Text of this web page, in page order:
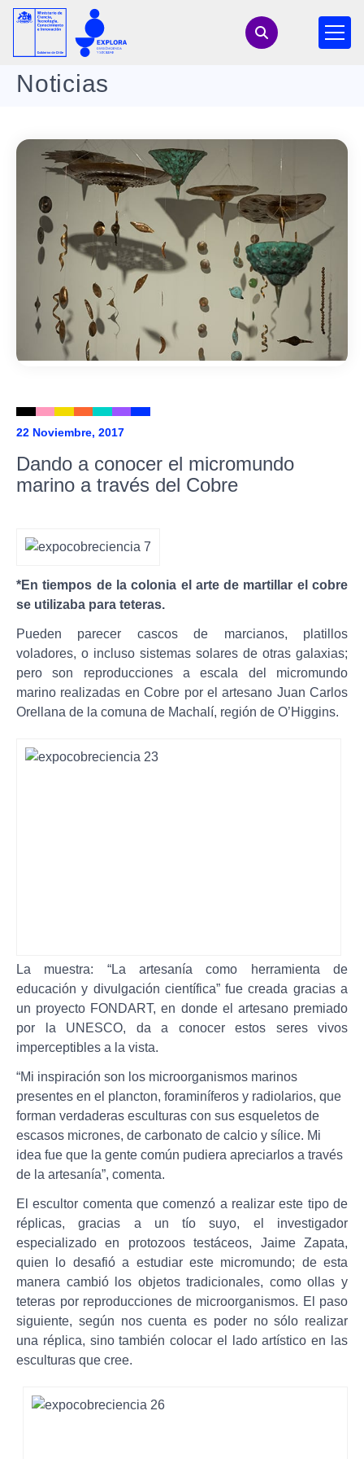
Noticias
22 Noviembre, 2017
Dando a conocer el micromundo
marino a través del Cobre
*En tiempos de la colonia el arte de martillar el cobre
se utilizaba para teteras.
Pueden parecer cascos de marcianos, platillos
voladores, o incluso sistemas solares de otras galaxias;
pero son reproducciones a escala del micromundo
marino realizadas en Cobre por el artesano Juan Carlos
Orellana de la comuna de Machalí, región de O’Higgins.
La muestra: “La artesanía como herramienta de
educación y divulgación científica” fue creada gracias a
un proyecto FONDART, en donde el artesano premiado
por la UNESCO, da a conocer estos seres vivos
imperceptibles a la vista.
“Mi inspiración son los microorganismos marinos
presentes en el plancton, foraminíferos y radiolarios, que
forman verdaderas esculturas con sus esqueletos de
escasos micrones, de carbonato de calcio y sílice. Mi
idea fue que la gente común pudiera apreciarlos a través
de la artesanía”, comenta.
El escultor comenta que comenzó a realizar este tipo de
réplicas, gracias a un tío suyo, el investigador
especializado en protozoos testáceos, Jaime Zapata,
quien lo desafió a estudiar este micromundo; de esta
manera cambió los objetos tradicionales, como ollas y
teteras por reproducciones de microorganismos. El paso
siguiente, según nos cuenta es poder no sólo realizar
una réplica, sino también colocar el lado artístico en las
esculturas que cree.